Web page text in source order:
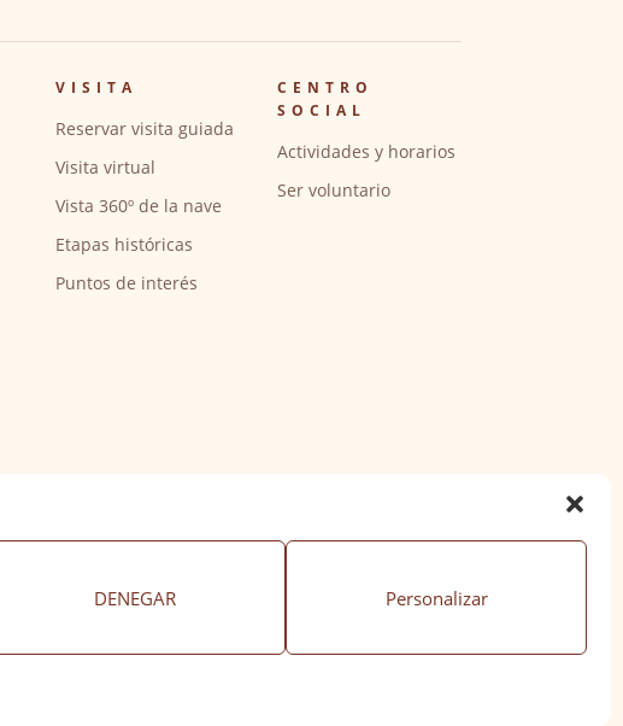
DENEGAR Personalizar
VISITA
Reservar visita guiada
Visita virtual
Vista 360º de la nave
Etapas históricas
Puntos de interés
CENTRO
SOCIAL
Actividades y horarios
Ser voluntario